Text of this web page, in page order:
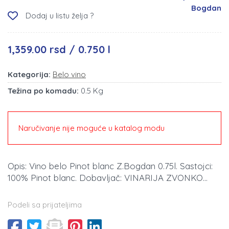
Dodaj u listu želja ?
Bogdan
1,359.00 rsd / 0.750 l
Kategorija: Belo vino
Težina po komadu: 0.5 Kg
Naručivanje nije moguće u katalog modu
Opis: Vino belo Pinot blanc Z.Bogdan 0.75l. Sastojci:
100% Pinot blanc. Dobavljač: VINARIJA ZVONKO...
Podeli sa prijateljima